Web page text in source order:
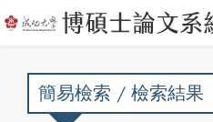
簡易檢索 / 檢索結果